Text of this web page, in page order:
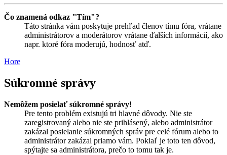
Čo znamená odkaz "Tím"?
Táto stránka vám poskytuje prehľad členov tímu fóra, vrátane
administrátorov a moderátorov vrátane ďalších informácií, ako
napr. ktoré fóra moderujú, hodnosť atď.
Hore
Súkromné správy
Nemôžem posielať súkromné správy!
Pre tento problém existujú tri hlavné dôvody. Nie ste
zaregistrovaný alebo nie ste prihlásený, alebo administrátor
zakázal posielanie súkromných správ pre celé fórum alebo to
administrátor zakázal priamo vám. Pokiaľ je toto ten dôvod,
spýtajte sa administrátora, prečo to tomu tak je.